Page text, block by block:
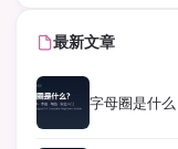
最新文章
字母圈是什